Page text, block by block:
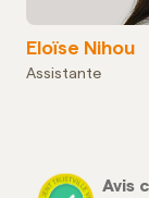
Eloïse Nihou
Assistante
Avis